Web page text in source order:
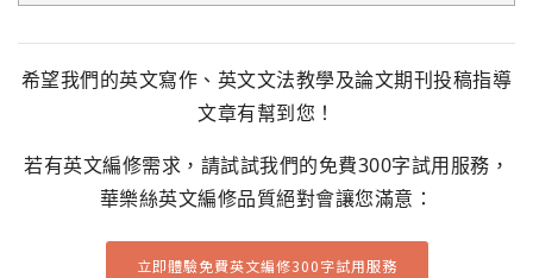
希望我們的英文寫作、英文文法教學及論文期刊投稿指導
文章有幫到您！
若有英文編修需求，請試試我們的免費300字試用服務，
華樂絲英文編修品質絕對會讓您滿意：
立即體驗免費英文編修300字試用服務